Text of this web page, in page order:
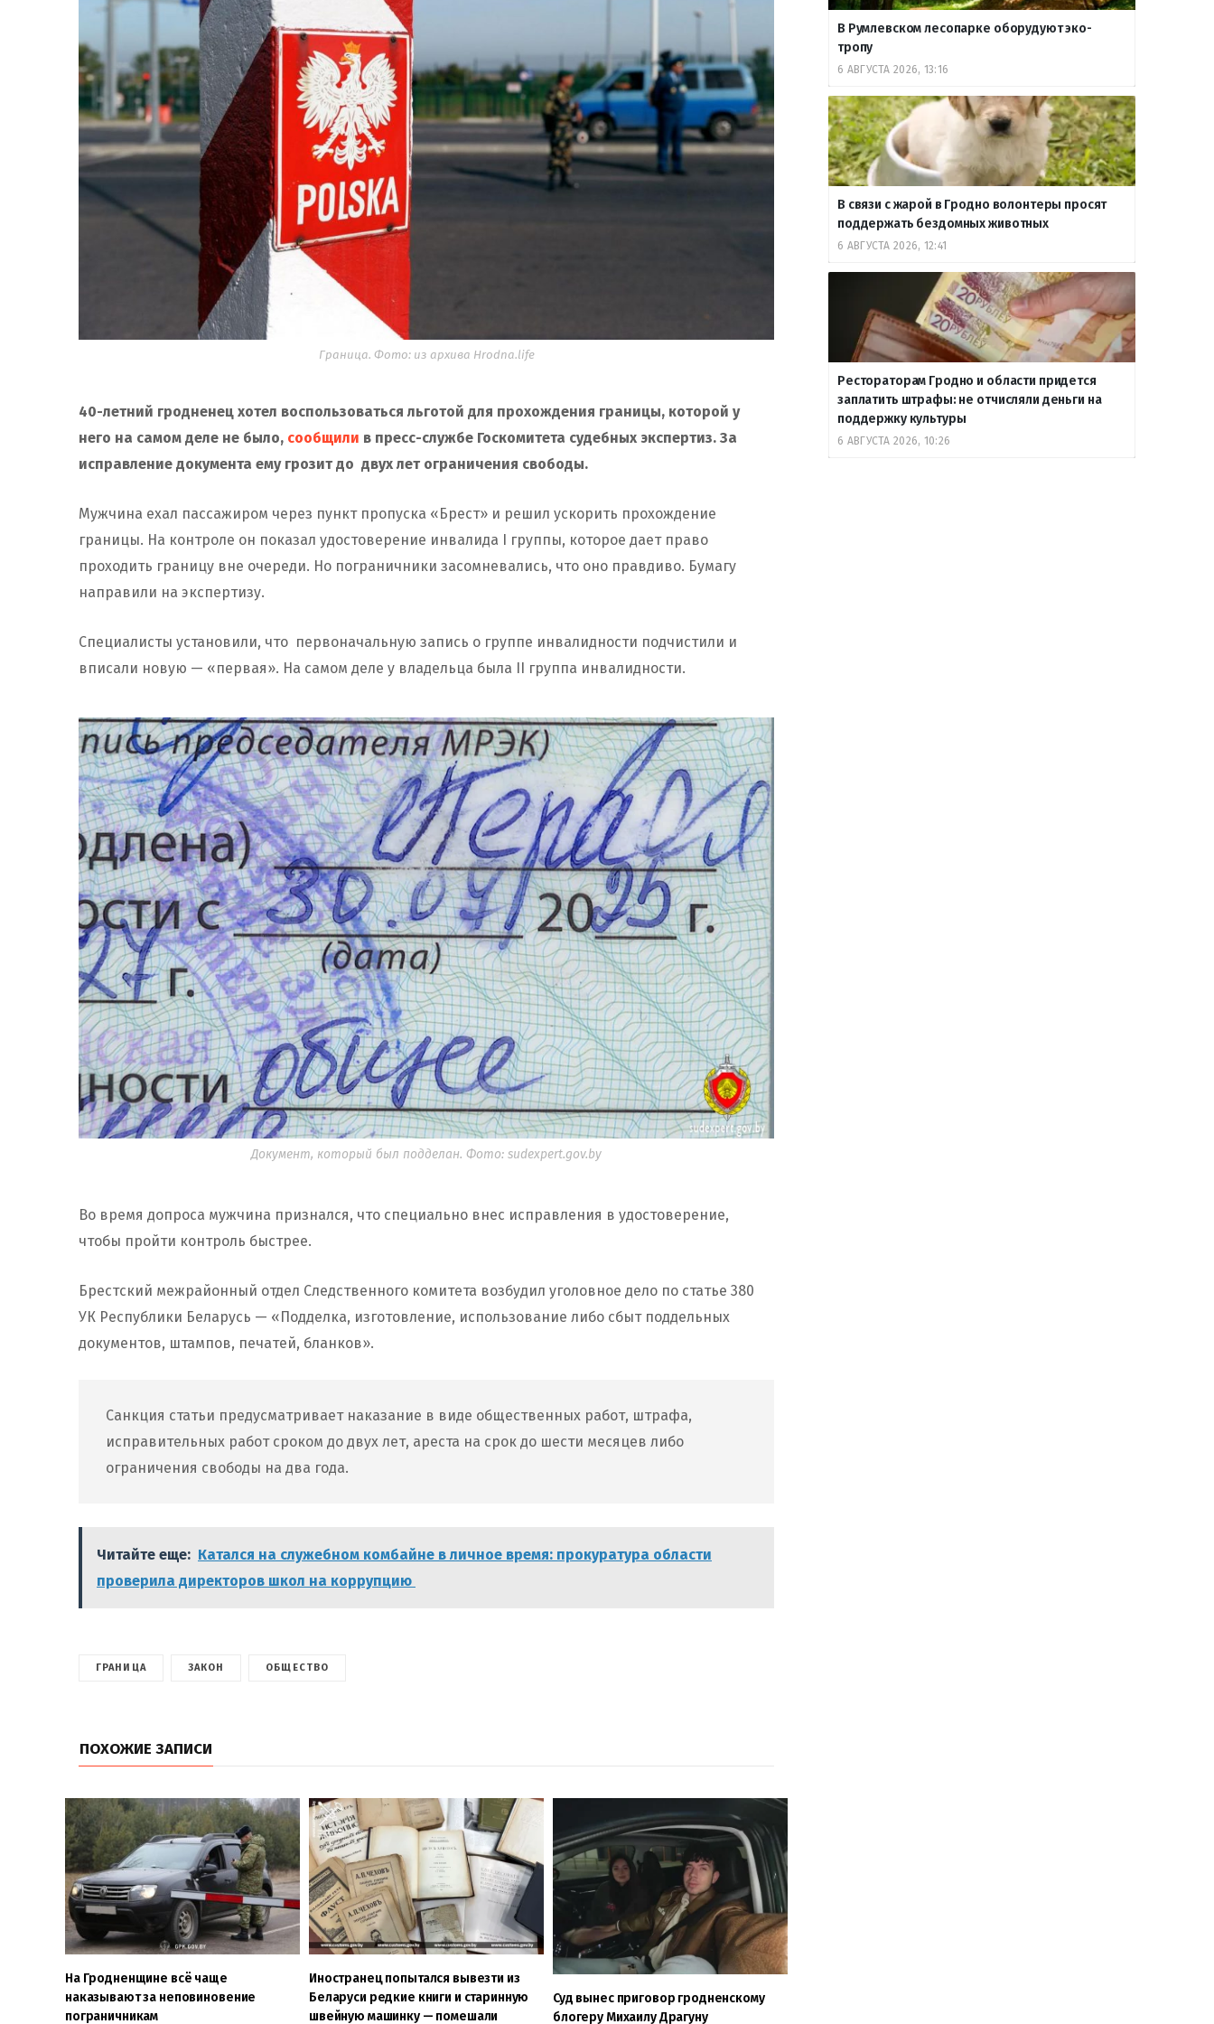
Граница. Фото: из архива Hrodna.life
40-летний гродненец хотел воспользоваться льготой для прохождения границы, которой у
него на самом деле не было, сообщили в пресс-службе Госкомитета судебных экспертиз. За
исправление документа ему грозит до двух лет ограничения свободы.
Мужчина ехал пассажиром через пункт пропуска «Брест» и решил ускорить прохождение
границы. На контроле он показал удостоверение инвалида I группы, которое дает право
проходить границу вне очереди. Но пограничники засомневались, что оно правдиво. Бумагу
направили на экспертизу.
Специалисты установили, что первоначальную запись о группе инвалидности подчистили и
вписали новую — «первая». На самом деле у владельца была II группа инвалидности.
Документ, который был подделан. Фото: sudexpert.gov.by
Во время допроса мужчина признался, что специально внес исправления в удостоверение,
чтобы пройти контроль быстрее.
Брестский межрайонный отдел Следственного комитета возбудил уголовное дело по статье 380
УК Республики Беларусь — «Подделка, изготовление, использование либо сбыт поддельных
документов, штампов, печатей, бланков».
Санкция статьи предусматривает наказание в виде общественных работ, штрафа,
исправительных работ сроком до двух лет, ареста на срок до шести месяцев либо
ограничения свободы на два года.
Читайте еще: Катался на служебном комбайне в личное время: прокуратура области
проверила директоров школ на коррупцию
ГРАНИЦА ЗАКОН ОБЩЕСТВО
ПОХОЖИЕ ЗАПИСИ
На Гродненщине всё чаще
наказывают за неповиновение
пограничникам
Иностранец попытался вывезти из
Беларуси редкие книги и старинную
швейную машинку — помешали
Суд вынес приговор гродненскому
блогеру Михаилу Драгуну
В Румлевском лесопарке оборудуют эко-
тропу
6 АВГУСТА 2026, 13:16
В связи с жарой в Гродно волонтеры просят
поддержать бездомных животных
6 АВГУСТА 2026, 12:41
Рестораторам Гродно и области придется
заплатить штрафы: не отчисляли деньги на
поддержку культуры
6 АВГУСТА 2026, 10:26